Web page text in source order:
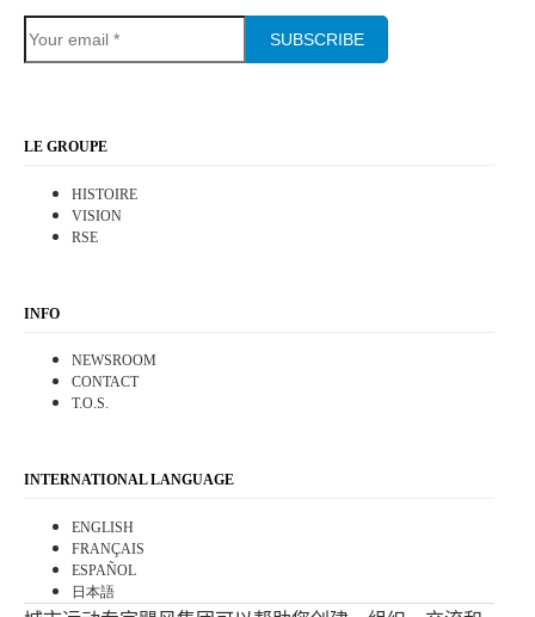
SUBSCRIBE
LE GROUPE
HISTOIRE
VISION
RSE
INFO
NEWSROOM
CONTACT
T.O.S.
INTERNATIONAL LANGUAGE
ENGLISH
FRANÇAIS
ESPAÑOL
日本語